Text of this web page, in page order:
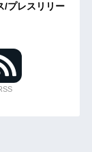
/プレスリリー